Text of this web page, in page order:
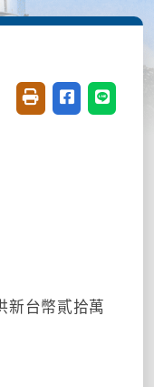
友善列印(開新視窗)
分享至臉書(
分享至
台幣貳拾萬